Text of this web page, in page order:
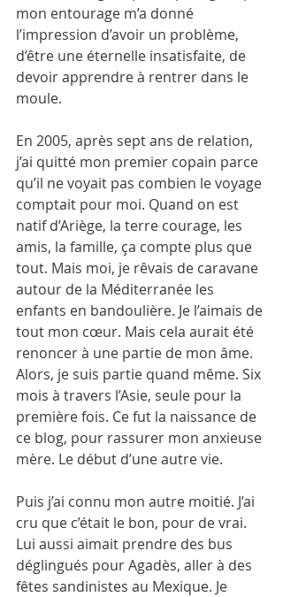
mon entourage m’a donné
l’impression d’avoir un problème,
d’être une éternelle insatisfaite, de
devoir apprendre à rentrer dans le
moule.
En 2005, après sept ans de relation,
j’ai quitté mon premier copain parce
qu’il ne voyait pas combien le voyage
comptait pour moi. Quand on est
natif d’Ariège, la terre courage, les
amis, la famille, ça compte plus que
tout. Mais moi, je rêvais de caravane
autour de la Méditerranée les
enfants en bandoulière. Je l’aimais de
tout mon cœur. Mais cela aurait été
renoncer à une partie de mon âme.
Alors, je suis partie quand même. Six
mois à travers l’Asie, seule pour la
première fois. Ce fut la naissance de
ce blog, pour rassurer mon anxieuse
mère. Le début d’une autre vie.
Puis j’ai connu mon autre moitié. J’ai
cru que c’était le bon, pour de vrai.
Lui aussi aimait prendre des bus
déglingués pour Agadès, aller à des
fêtes sandinistes au Mexique. Je